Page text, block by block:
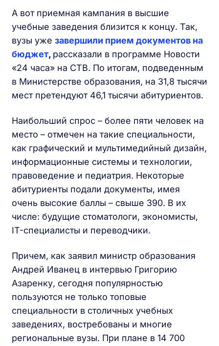
А вот приемная кампания в высшие
учебные заведения близится к концу. Так,
вузы уже завершили прием документов на
бюджет, рассказали в программе Новости
«24 часа» на СТВ. По итогам, подведенным
в Министерстве образования, на 31,8 тысячи
мест претендуют 46,1 тысячи абитуриентов.
Наибольший спрос – более пяти человек на
место – отмечен на такие специальности,
как графический и мультимедийный дизайн,
информационные системы и технологии,
правоведение и педиатрия. Некоторые
абитуриенты подали документы, имея
очень высокие баллы – свыше 390. В их
числе: будущие стоматологи, экономисты,
IT-специалисты и переводчики.
Причем, как заявил министр образования
Андрей Иванец в интервью Григорию
Азаренку, сегодня популярностью
пользуются не только топовые
специальности в столичных учебных
заведениях, востребованы и многие
региональные вузы. При плане в 14 700